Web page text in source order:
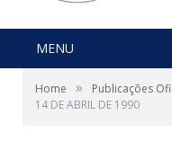
MENU
Home » Publicações
14 DE ABRIL DE 1990